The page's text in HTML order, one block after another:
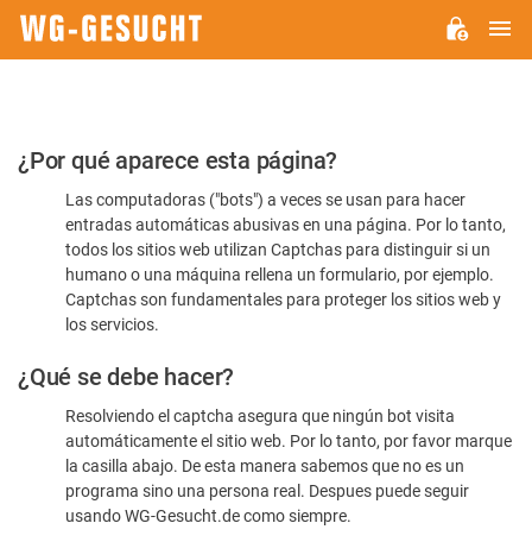
Por
favor,
confirme
humano
¿Por qué aparece esta página?
Las computadoras ("bots") a veces se usan para hacer
entradas automáticas abusivas en una página. Por lo tanto,
todos los sitios web utilizan Captchas para distinguir si un
humano o una máquina rellena un formulario, por ejemplo.
Captchas son fundamentales para proteger los sitios web y
los servicios.
¿Qué se debe hacer?
Resolviendo el captcha asegura que ningún bot visita
automáticamente el sitio web. Por lo tanto, por favor marque
la casilla abajo. De esta manera sabemos que no es un
programa sino una persona real. Despues puede seguir
usando WG-Gesucht.de como siempre.